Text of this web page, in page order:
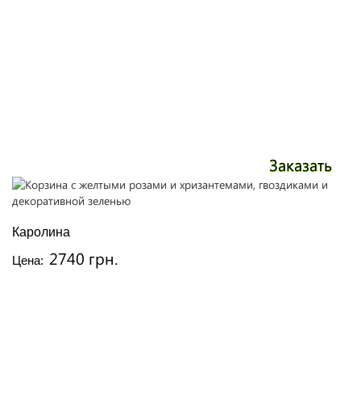
Заказать
Каролина
Цена: 2740 грн.